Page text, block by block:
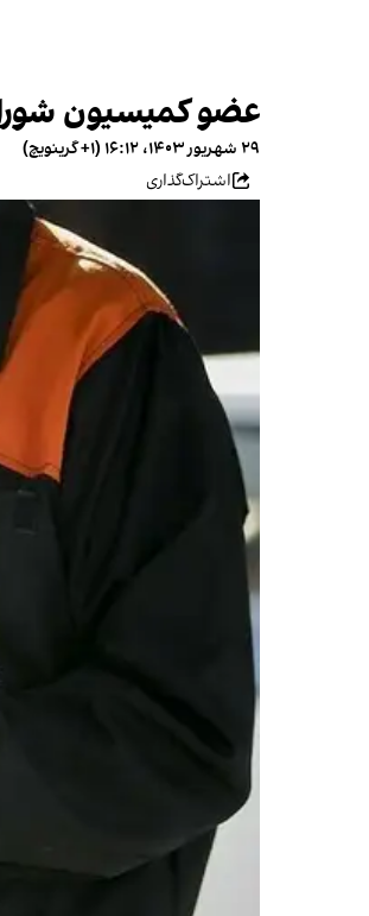
عضو کمیسیون شوراهای مجلس:
۲۹ شهریور ۱۴۰۳، ۱۶:۱۲ (‎+۱ گرینویچ)
اشتراک‌گذاری